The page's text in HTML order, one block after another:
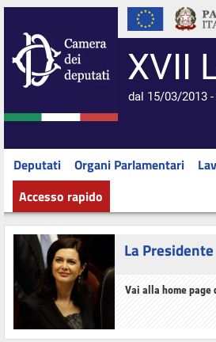
XVII
dal 15/03/2013
Deputati Organi Parlamentari
Accesso rapido
La Presidente
Vai alla home page